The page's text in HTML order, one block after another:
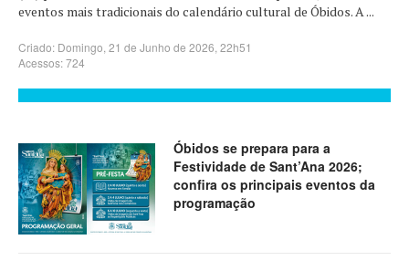
eventos mais tradicionais do calendário cultural de Óbidos. A ...
Criado: Domingo, 21 de Junho de 2026, 22h51
Acessos: 724
Óbidos se prepara para a
Festividade de Sant’Ana 2026;
confira os principais eventos da
programação